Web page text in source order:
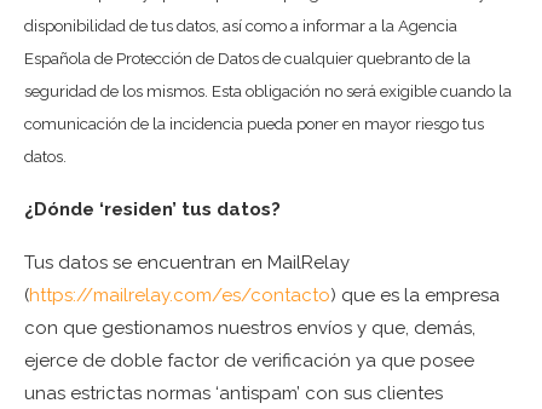
disponibilidad de tus datos, así como a informar a la Agencia
Española de Protección de Datos de cualquier quebranto de la
seguridad de los mismos. Esta obligación no será exigible cuando la
comunicación de la incidencia pueda poner en mayor riesgo tus
datos.
¿Dónde ‘residen’ tus datos?
Tus datos se encuentran en MailRelay
(https://mailrelay.com/es/contacto) que es la empresa
con que gestionamos nuestros envíos y que, demás,
ejerce de doble factor de verificación ya que posee
unas estrictas normas ‘antispam’ con sus clientes